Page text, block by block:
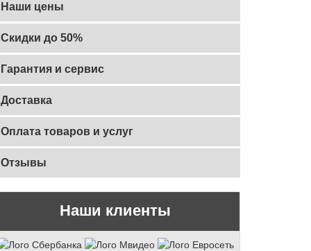
Наши цены
Скидки до 50%
Гарантия и сервис
Доставка
Оплата товаров и услуг
Отзывы
Наши клиенты